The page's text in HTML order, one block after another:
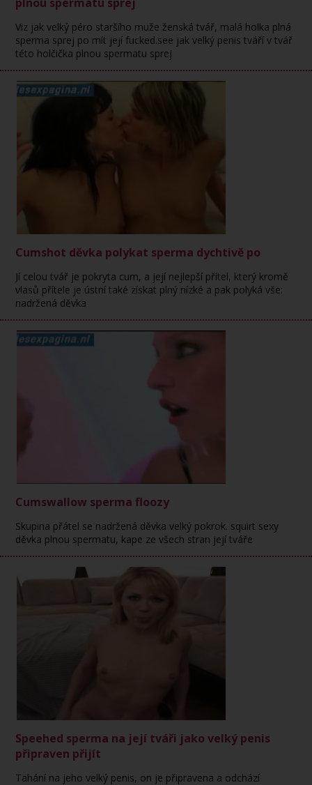
Viz jak velký péro staršího muže ženská tvář, malá holka plná
sperma sprej po mít její fucked.see jak velký penis tváří v tvář
této holčička plnou spermatu sprej
Cumshot děvka polykat sperma dychtivě po
Jí celou tvář je pokryta cum, a její nejlepší přítel, který kromě
vlasů přítele je ústní také získat plný nízké a pak polyká vše:
nadržená děvka
Cumswallow sperma floozy
Skupina přátel se nadržená děvka velký pokrok. squirt sexy
děvka plnou spermatu, kape ze všech stran její tváře
Speehed sperma na její tváři jako velký penis
připraven přijít
Tahání na jeho velký penis, on je připravena a odchází